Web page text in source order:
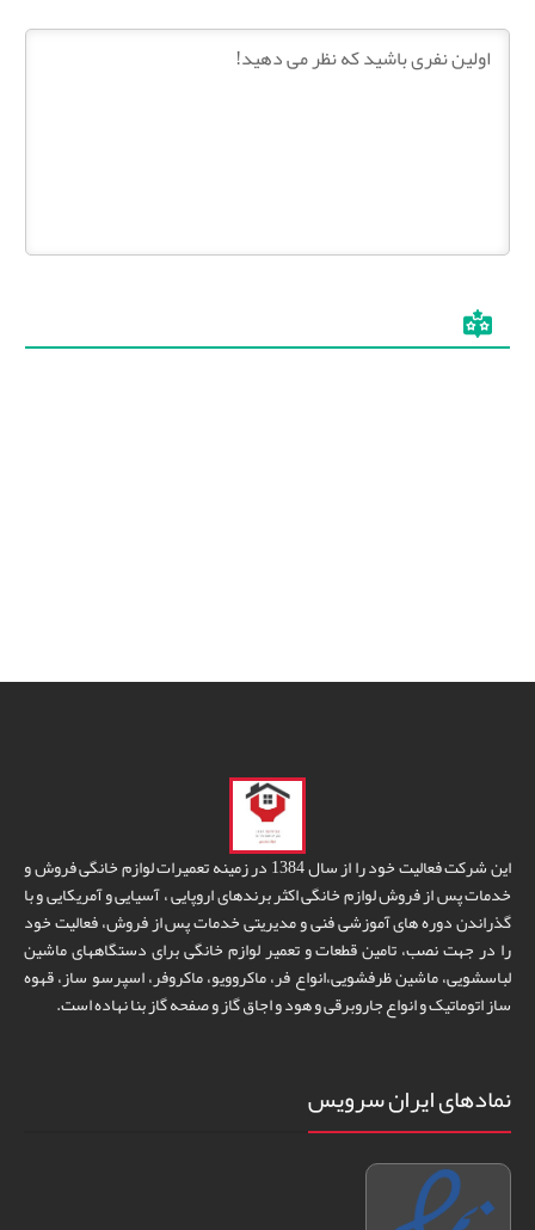
این شرکت فعالیت خود را از سال 1384 در زمینه تعمیرات لوازم خانگی فروش و
خدمات پس از فروش لوازم خانگی اکثر برندهای اروپایی ، آسیایی و آمریکایی و با
گذراندن دوره های آموزشی فنی و مدیریتی خدمات پس از فروش، فعالیت خود
را در جهت نصب، تامین قطعات و تعمیر لوازم خانگی برای دستگاههای ماشین
لباسشویی، ماشین ظرفشویی،انواع فر، ماکروویو، ماکروفر، اسپرسو ساز، قهوه
ساز اتوماتیک و انواع جاروبرقی و هود و اجاق گاز و صفحه گاز بنا نهاده است.
نمادهای ایران سرویس